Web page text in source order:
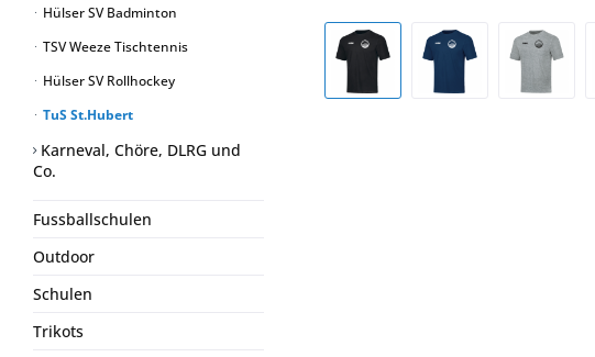
Hülser SV Badminton
TSV Weeze Tischtennis
Hülser SV Rollhockey
TuS St.Hubert
Karneval, Chöre, DLRG und
Co.
Fussballschulen
Outdoor
Schulen
Trikots